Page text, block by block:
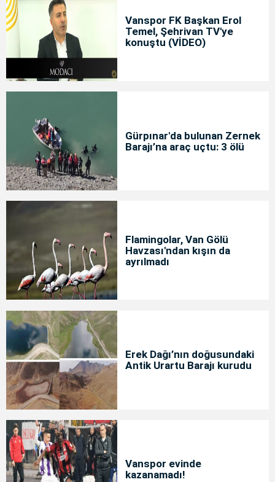
Vanspor FK Başkan Erol
Temel, Şehrivan TV'ye
konuştu (VİDEO)
Gürpınar'da bulunan Zernek
Barajı’na araç uçtu: 3 ölü
Flamingolar, Van Gölü
Havzası'ndan kışın da
ayrılmadı
Erek Dağı’nın doğusundaki
Antik Urartu Barajı kurudu
Vanspor evinde
kazanamadı!